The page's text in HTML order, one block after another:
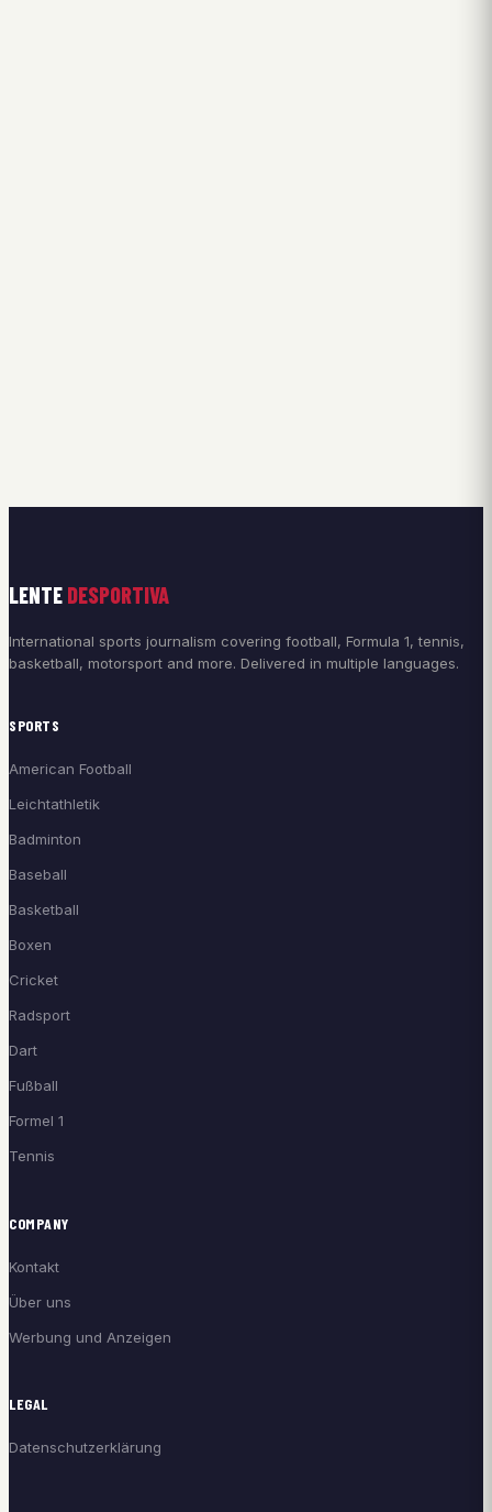
LENTE DESPORTIVA
International sports journalism covering football, Formula 1, tennis,
basketball, motorsport and more. Delivered in multiple languages.
SPORTS
American Football
Leichtathletik
Badminton
Baseball
Basketball
Boxen
Cricket
Radsport
Dart
Fußball
Formel 1
Tennis
COMPANY
Kontakt
Über uns
Werbung und Anzeigen
LEGAL
Datenschutzerklärung